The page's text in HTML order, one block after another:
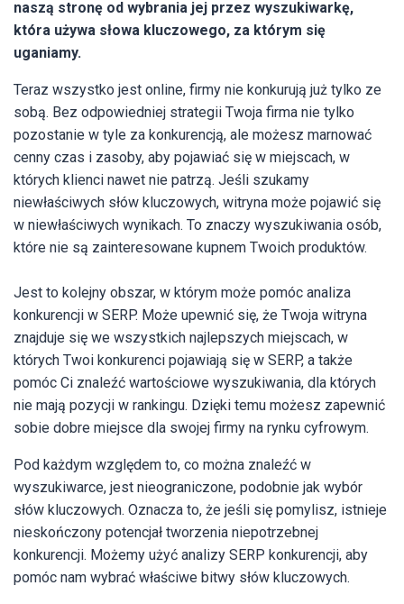
naszą stronę od wybrania jej przez wyszukiwarkę,
która używa słowa kluczowego, za którym się
uganiamy.
Teraz wszystko jest online, firmy nie konkurują już tylko ze
sobą. Bez odpowiedniej strategii Twoja firma nie tylko
pozostanie w tyle za konkurencją, ale możesz marnować
cenny czas i zasoby, aby pojawiać się w miejscach, w
których klienci nawet nie patrzą. Jeśli szukamy
niewłaściwych słów kluczowych, witryna może pojawić się
w niewłaściwych wynikach. To znaczy wyszukiwania osób,
które nie są zainteresowane kupnem Twoich produktów.
Jest to kolejny obszar, w którym może pomóc analiza
konkurencji w SERP. Może upewnić się, że Twoja witryna
znajduje się we wszystkich najlepszych miejscach, w
których Twoi konkurenci pojawiają się w SERP, a także
pomóc Ci znaleźć wartościowe wyszukiwania, dla których
nie mają pozycji w rankingu. Dzięki temu możesz zapewnić
sobie dobre miejsce dla swojej firmy na rynku cyfrowym.
Pod każdym względem to, co można znaleźć w
wyszukiwarce, jest nieograniczone, podobnie jak wybór
słów kluczowych. Oznacza to, że jeśli się pomylisz, istnieje
nieskończony potencjał tworzenia niepotrzebnej
konkurencji. Możemy użyć analizy SERP konkurencji, aby
pomóc nam wybrać właściwe bitwy słów kluczowych.